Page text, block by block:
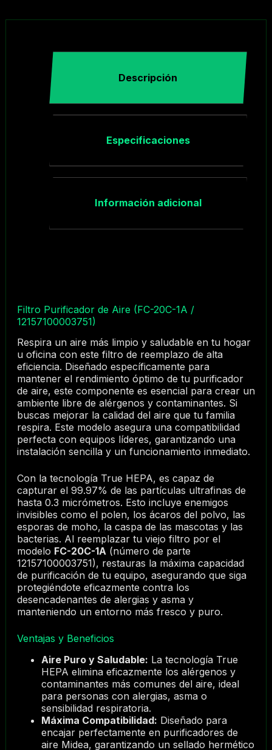
Descripción
Especificaciones
Información adicional
Filtro Purificador de Aire (FC-20C-1A /
12157100003751)
Respira un aire más limpio y saludable en tu hogar
u oficina con este filtro de reemplazo de alta
eficiencia. Diseñado específicamente para
mantener el rendimiento óptimo de tu purificador
de aire, este componente es esencial para crear un
ambiente libre de alérgenos y contaminantes. Si
buscas mejorar la calidad del aire que tu familia
respira. Este modelo asegura una compatibilidad
perfecta con equipos líderes, garantizando una
instalación sencilla y un funcionamiento inmediato.
Con la tecnología True HEPA, es capaz de
capturar el 99.97% de las partículas ultrafinas de
hasta 0.3 micrómetros. Esto incluye enemigos
invisibles como el polen, los ácaros del polvo, las
esporas de moho, la caspa de las mascotas y las
bacterias. Al reemplazar tu viejo filtro por el
modelo FC-20C-1A(número de parte
12157100003751), restauras la máxima capacidad
de purificación de tu equipo, asegurando que siga
protegiéndote eficazmente contra los
desencadenantes de alergias y asma y
manteniendo un entorno más fresco y puro.
Ventajas y Beneficios
Aire Puro y Saludable: La tecnología True
HEPA elimina eficazmente los alérgenos y
contaminantes más comunes del aire, ideal
para personas con alergias, asma o
sensibilidad respiratoria.
Máxima Compatibilidad: Diseñado para
encajar perfectamente en purificadores de
aire Midea, garantizando un sellado hermético